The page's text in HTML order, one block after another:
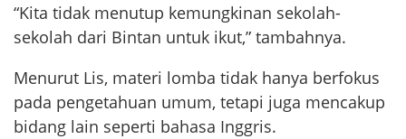
“Kita tidak menutup kemungkinan sekolah-
sekolah dari Bintan untuk ikut,” tambahnya.
Menurut Lis, materi lomba tidak hanya berfokus
pada pengetahuan umum, tetapi juga mencakup
bidang lain seperti bahasa Inggris.